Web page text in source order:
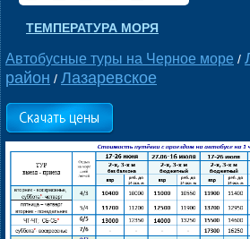
ТЕМПЕРАТУРА МОРЯ
Автобусные туры на Черное море /
район / Лазаревское